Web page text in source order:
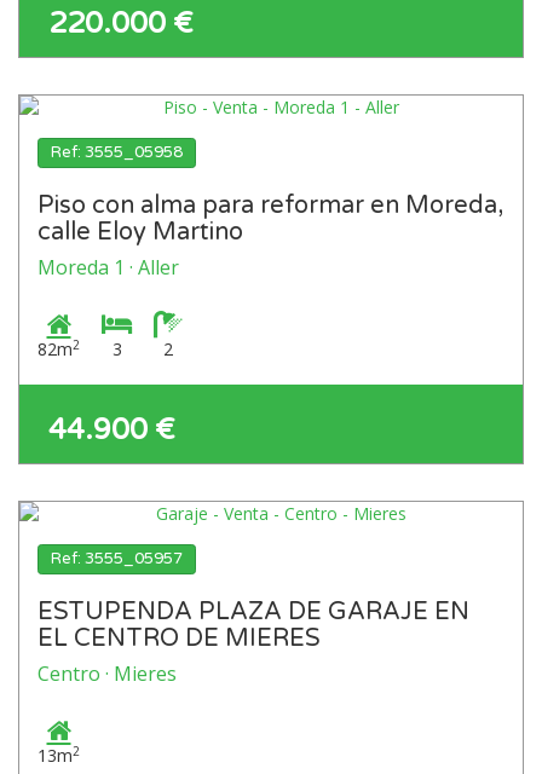
220.000 €
Ref: 3555_05958
Piso con alma para reformar en Moreda,
calle Eloy Martino
Moreda 1 · Aller
82m2 3 2
44.900 €
Ref: 3555_05957
ESTUPENDA PLAZA DE GARAJE EN
EL CENTRO DE MIERES
Centro · Mieres
13m2